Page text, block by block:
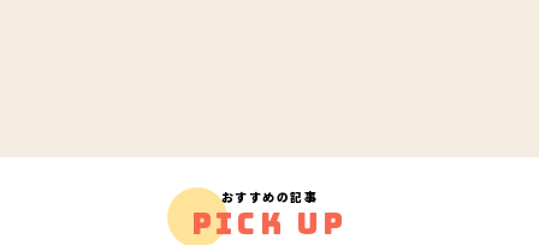
おすすめの記事
PICK UP